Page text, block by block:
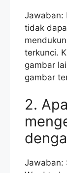
Jawaban:
tidak
terkunci.
gambar
gambar
2.
Jawaban: